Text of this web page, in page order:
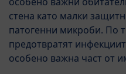
стена като малки
патогенни микроби. По
предотвратят
особено важна част от